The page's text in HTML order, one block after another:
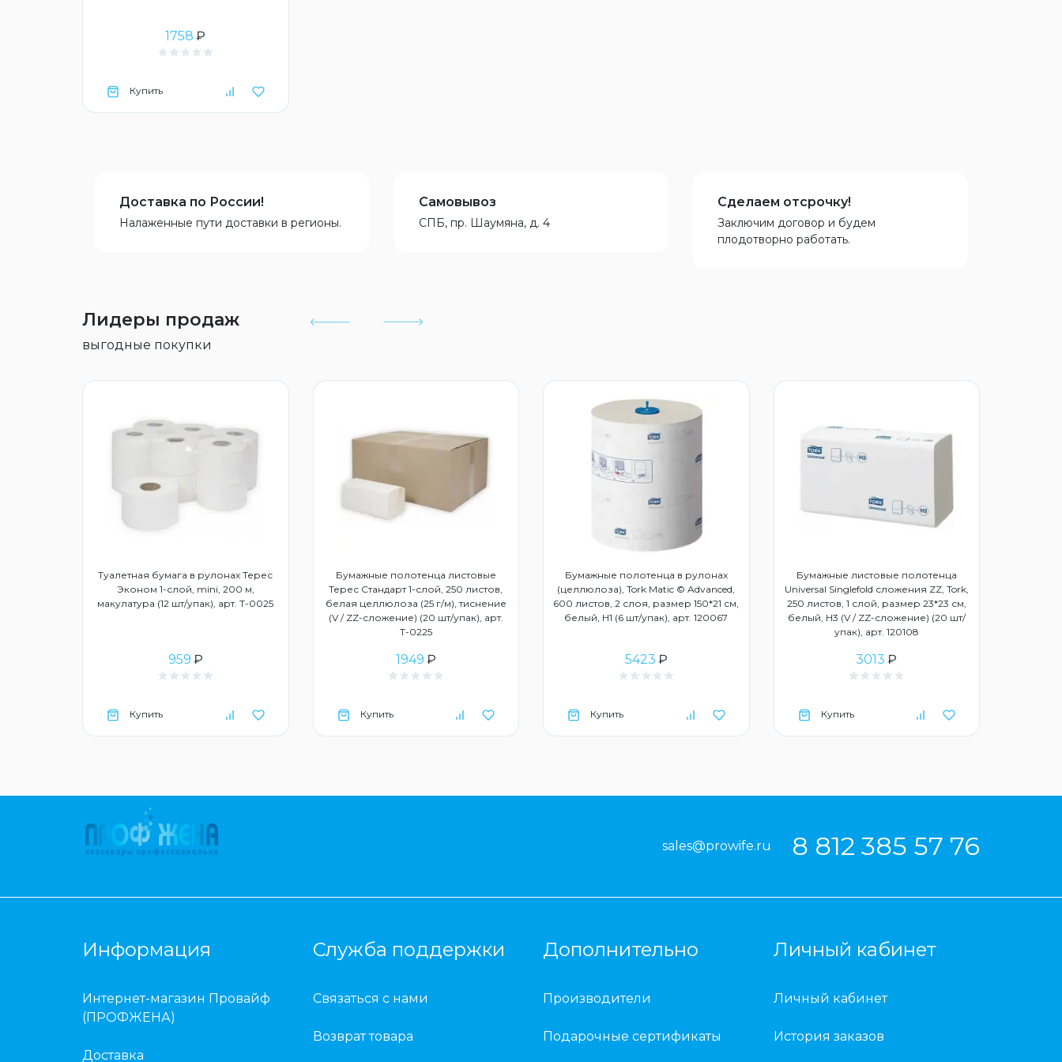
1758 ₽
Купить
Доставка по России!
Налаженные пути доставки в регионы.
Самовывоз
СПБ, пр. Шаумяна, д. 4
Сделаем отсрочку!
Заключим договор и будем
плодотворно работать.
Лидеры продаж
выгодные покупки
Туалетная бумага в рулонах Терес
Эконом 1-слой, mini, 200 м,
макулатура (12 шт/упак), арт. Т-0025
959 ₽
Купить
Бумажные полотенца листовые
Терес Стандарт 1-слой, 250 листов,
белая целлюлоза (25 г/м), тиснение
(V / ZZ-сложение) (20 шт/упак), арт.
Т-0225
1949 ₽
Купить
Бумажные полотенца в рулонах
(целлюлоза), Tork Matic © Advanced,
600 листов, 2 слоя, размер 150*21 см,
белый, Н1 (6 шт/упак), арт. 120067
5423 ₽
Купить
Бумажные листовые полотенца
Universal Singlefold сложения ZZ, Tork,
250 листов, 1 слой, размер 23*23 см,
белый, Н3 (V / ZZ-сложение) (20 шт/
упак), арт. 120108
3013 ₽
Купить
sales@prowife.ru 8 812 385 57 76
Информация
Интернет-магазин Провайф
(ПРОФЖЕНА)
Доставка
Служба поддержки
Связаться с нами
Возврат товара
Дополнительно
Производители
Подарочные сертификаты
Личный кабинет
Личный кабинет
История заказов